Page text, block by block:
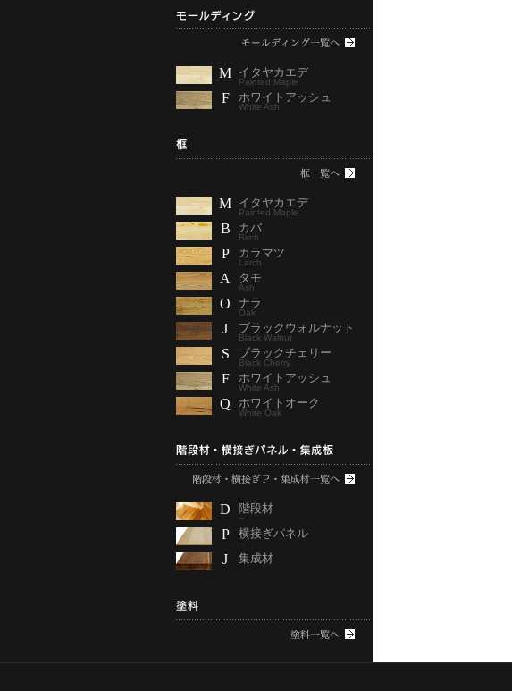
M イタヤカエデ
Painted Maple
F ホワイトアッシュ
White Ash
M イタヤカエデ
Painted Maple
B カバ
Birch
P カラマツ
Larch
A タモ
Ash
O ナラ
Oak
J ブラックウォルナット
Black Walnut
S ブラックチェリー
Black Cherry
F ホワイトアッシュ
White Ash
Q ホワイトオーク
White Oak
D 階段材
--
P 横接ぎパネル
--
J 集成材
--